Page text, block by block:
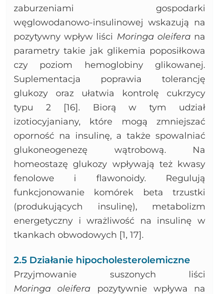
zaburzeniami gospodarki
węglowodanowo-insulinowej wskazują na
pozytywny wpływ liści Moringa oleiferana
parametry takie jak glikemia poposiłkowa
czy poziom hemoglobiny glikowanej.
Suplementacja poprawia tolerancję
glukozy oraz ułatwia kontrolę cukrzycy
typu 2 [16]. Biorą w tym udział
izotiocyjaniany, które mogą zmniejszać
oporność na insulinę, a także spowalniać
glukoneogenezę wątrobową. Na
homeostazę glukozy wpływają też kwasy
fenolowe i flawonoidy. Regulują
funkcjonowanie komórek beta trzustki
(produkujących insulinę), metabolizm
energetyczny i wrażliwość na insulinę w
tkankach obwodowych [1, 17].
2.5 Działanie hipocholesterolemiczne
Przyjmowanie suszonych liści
Moringa
oleifera pozytywnie wpływa na